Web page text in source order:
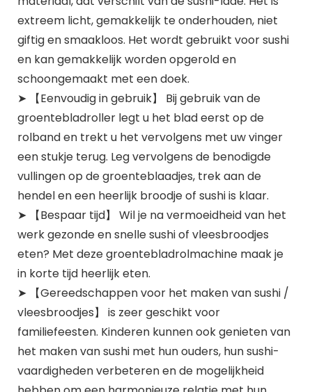
extreem licht, gemakkelijk te onderhouden, niet
giftig en smaakloos. Het wordt gebruikt voor sushi
en kan gemakkelijk worden opgerold en
schoongemaakt met een doek.
➤ 【Eenvoudig in gebruik】 Bij gebruik van de
groentebladroller legt u het blad eerst op de
rolband en trekt u het vervolgens met uw vinger
een stukje terug. Leg vervolgens de benodigde
vullingen op de groenteblaadjes, trek aan de
hendel en een heerlijk broodje of sushi is klaar.
➤ 【Bespaar tijd】 Wil je na vermoeidheid van het
werk gezonde en snelle sushi of vleesbroodjes
eten? Met deze groentebladrolmachine maak je
in korte tijd heerlijk eten.
➤ 【Gereedschappen voor het maken van sushi /
vleesbroodjes】 is zeer geschikt voor
familiefeesten. Kinderen kunnen ook genieten van
het maken van sushi met hun ouders, hun sushi-
vaardigheden verbeteren en de mogelijkheid